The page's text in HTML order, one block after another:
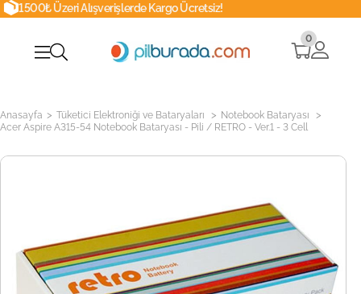
Kargo Ücretsiz!
0
Anasayfa > Tüketici Elektroniği ve Bataryaları > Notebook Bataryası >
Acer Aspire A315-54 Notebook Bataryası - Pili / RETRO - Ver.1 - 3 Cell